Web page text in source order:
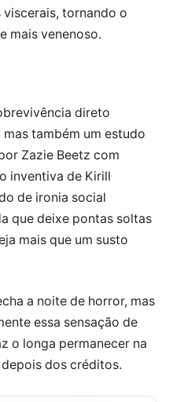
viscerais, tornando o
mais venenoso.
direto
também um estudo
Zazie Beetz com
inventiva de Kirill
de ironia social
que deixe pontas soltas
mais que um susto
a noite de horror, mas
essa sensação de
o longa permanecer na
dos créditos.